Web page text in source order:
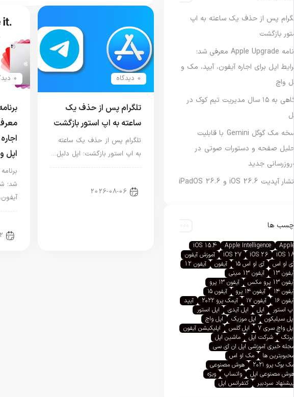
0 دیدگاه
تلگرام پس از حذف یک
ساعته به اپ استور بازگشت
تلگرام پس از حذف یک ساعته
به اپ استور بازگشت؛ اپل دلیل…
2026-08-06
0 دیدگاه
اپل
شد؛
تلگرام پس از حذف یک ساعته به اپ
استور بازگشت
برنامه Apple Upgrade معرفی شد؛
شرایط اپل برای اجاره آیفون، آیپد، مک و
اپل واچ
نگاهی به ۱۵ سال مدیریت تیم کوک در
اپل
نسخه مک گوگل Gemini با قابلیت
تحلیل صفحه و دستورات صوتی در
به‌روزرسانی جدید
انتشار آپدیت iOS 26.6 و iPadOS 26.6
برچسب ها
Apple
Apple Intelligence
iOS 15.4
iOS 18
iOS 26
iOS 27
آموزش آیفون
آی او اس
آی او اس ۱۵ آیفون
آیفون 12
آیفون 13
آیفون 13 مینی
آیفون 13 پرو مکس
آیفون ۱۳ پرو
آیفون ۱۴
آیفون ۱۴ پرو
آیفون ۱۵
آیفون ۱۶
آیفون ۱۷ آیمک پرو ۲۰۲۲
آیپد
اپ استور
اپل اپل آیدی
اپل استور
اپل سیلیکون
اپل موزیک
اپل واچ
اپل واچ سری ۷
اپل گلس
اپلیکیشن آیفون
ایرتگ
شرکت اپل
ماشین اپل
مجله خبری آموزشی اپل ان آی سی
محبوبترین ها
مک او اس
مک بوک پرو ۲۰۲۱
هوش مصنوعی
هوش مصنوعی اپل
واتساپ
ویژه
پیشنهاد سردبیر
کنفرانس اپل